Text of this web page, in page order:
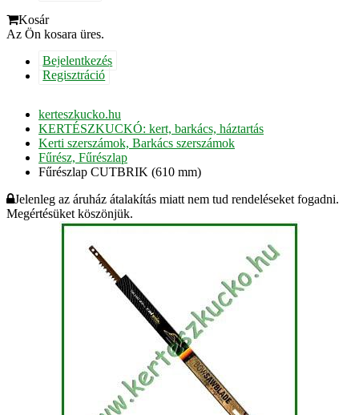
Kosár
Az Ön kosara üres.
Bejelentkezés
Regisztráció
kerteszkucko.hu
KERTÉSZKUCKÓ: kert, barkács, háztartás
Kerti szerszámok, Barkács szerszámok
Fűrész, Fűrészlap
Fűrészlap CUTBRIK (610 mm)
Jelenleg az áruház átalakítás miatt nem tud rendeléseket fogadni.
Megértésüket köszönjük.